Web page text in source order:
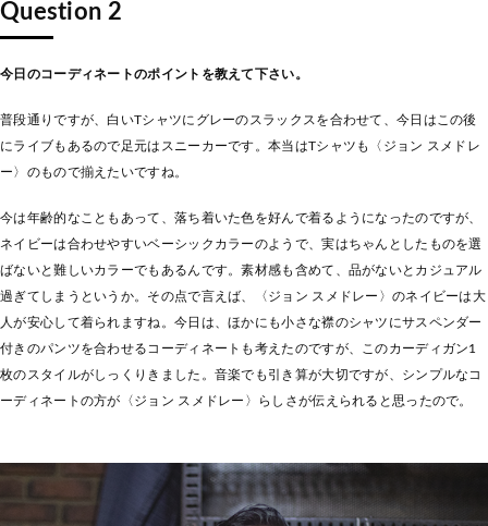
Question 2
今日のコーディネートのポイントを教えて下さい。
普段通りですが、白いTシャツにグレーのスラックスを合わせて、今日はこの後
にライブもあるので足元はスニーカーです。本当はTシャツも〈ジョン スメドレ
ー〉のもので揃えたいですね。
今は年齢的なこともあって、落ち着いた色を好んで着るようになったのですが、
ネイビーは合わせやすいベーシックカラーのようで、実はちゃんとしたものを選
ばないと難しいカラーでもあるんです。素材感も含めて、品がないとカジュアル
過ぎてしまうというか。その点で言えば、〈ジョン スメドレー〉のネイビーは大
人が安心して着られますね。今日は、ほかにも小さな襟のシャツにサスペンダー
付きのパンツを合わせるコーディネートも考えたのですが、このカーディガン1
枚のスタイルがしっくりきました。音楽でも引き算が大切ですが、シンプルなコ
ーディネートの方が〈ジョン スメドレー〉らしさが伝えられると思ったので。